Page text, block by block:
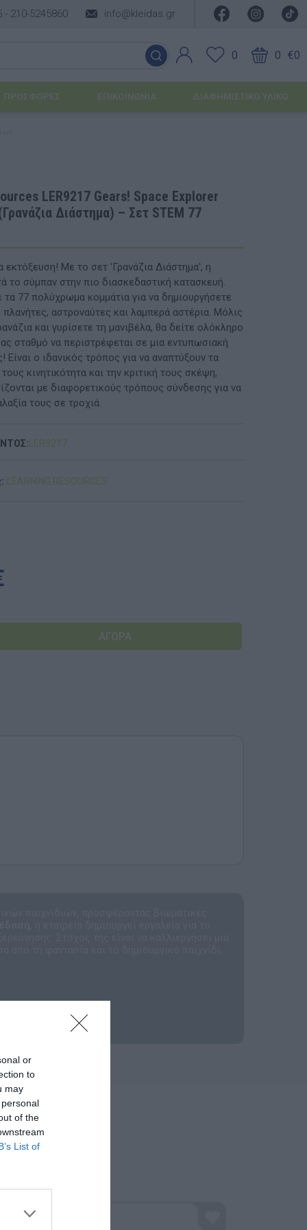
or
to
may
of the
List of
- 210-5245860 info@kleidas.gr
0 0 €0
Ιδέες για τις Απόκριες
Ιδέες για το Πάσχα
Καλοκαιρινές Επιλογές
ΙΔΈΕΣ ΓΙΑ ΒΆΠΤΙΣΗ
ΠΡΟΤΆΣΕΙΣ ΈΩΣ 20€
ΑΝΑΜΝΗΣΤΙΚΆ ΚΑΙ ΒΙΒΛΊΑ/ΈΝΤΥΠΑ ΣΧΟΛΙΚΏΝ
ΕΠΙΤΡΟΠΏΝ & ΣΧΟΛΙΚΏΝ ΜΟΝΆΔΩΝ
Έντυπα-Βιβλία Παιδικών Σταθμων
Έντυπα-Βιβλία Νηπιαγωγείων
Αναμνηστικά Νηπιαγωγείων
ΠΡΟΣΦΟΡΈΣ ΕΠΙΚΟΙΝΩΝΊΑ ΔΙΑΦΗΜΙΣΤΙΚΟ ΥΛΙΚΟ
LER9217 Gears! Space Explorer
Διάστημα) – Σετ STEM 77
εκτόξευση! Με το σετ 'Γρανάζια Διάστημα', η
το σύμπαν στην πιο διασκεδαστική κατασκευή.
τα 77 πολύχρωμα κομμάτια για να δημιουργήσετε
πλανήτες, αστροναύτες και λαμπερά αστέρια. Μόλις
και γυρίσετε τη μανιβέλα, θα δείτε ολόκληρο
σταθμό να περιστρέφεται σε μια εντυπωσιακή
Είναι ο ιδανικός τρόπος για να αναπτύξουν τα
κινητικότητα και την κριτική τους σκέψη,
με διαφορετικούς τρόπους σύνδεσης για να
τους σε τροχιά.
LΕR9217
LEARNING RESOURCES